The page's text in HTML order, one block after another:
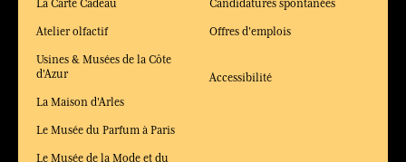
La Carte Cadeau
Atelier olfactif
Usines & Musées de la Côte
d'Azur
La Maison d'Arles
Le Musée du Parfum à Paris
Le Musée de la Mode et du
Candidatures spontanées
Offres d'emplois
Accessibilité